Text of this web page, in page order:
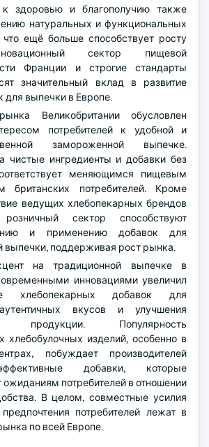
к здоровью и благополучию также
натуральных и функциональных
что ещё больше способствует росту
сектор пищевой
Франции и строгие стандарты
значительный вклад в развитие
для выпечки в Европе.
Великобритании обусловлен
потребителей к удобной и
замороженной выпечке.
чистые ингредиенты и добавки без
меняющимся пищевым
британских потребителей. Кроме
ведущих хлебопекарных брендов
сектор способствуют
и применению добавок для
выпечки, поддерживая рост рынка.
на традиционной выпечке в
инновациями увеличил
хлебопекарных добавок для
вкусов и улучшения
продукции. Популярность
хлебобулочных изделий, особенно в
побуждает производителей
добавки, которые
ожиданиям потребителей в отношении
В целом, совместные усилия
потребителей лежат в
по всей Европе.